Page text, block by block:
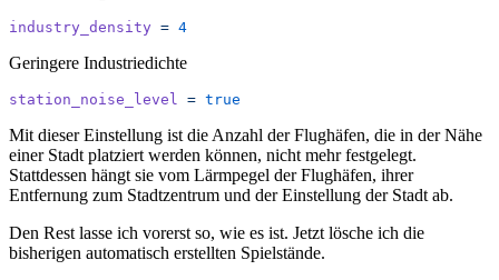
industry_density = 4
Geringere Industriedichte
station_noise_level = true
Mit dieser Einstellung ist die Anzahl der Flughäfen, die in der Nähe
einer Stadt platziert werden können, nicht mehr festgelegt.
Stattdessen hängt sie vom Lärmpegel der Flughäfen, ihrer
Entfernung zum Stadtzentrum und der Einstellung der Stadt ab.
Den Rest lasse ich vorerst so, wie es ist. Jetzt lösche ich die
bisherigen automatisch erstellten Spielstände.